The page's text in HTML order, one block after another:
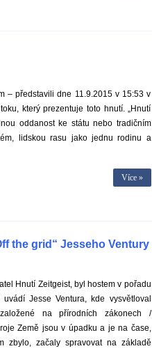
– představili dne 11.9.2015 v 15:53 v
který prezentuje toto hnutí. „Hnutí
oddanost ke státu nebo tradičním
lidskou rasu jako jednu rodinu a
Více »
the grid“ Jesseho Ventury
Hnutí Zeitgeist, byl hostem v pořadu
uvádí Jesse Ventura, kde vysvětloval
na přírodních zákonech /
Země jsou v úpadku a je na čase,
zbylo, začaly spravovat na základě